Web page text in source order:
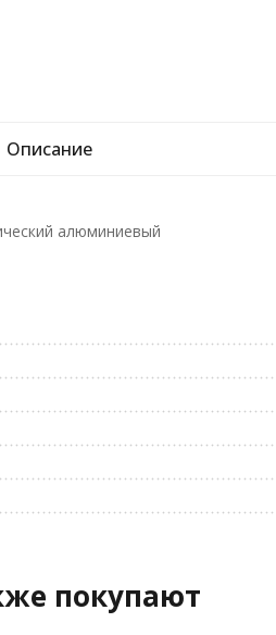
Описание
алюминиевый
покупают